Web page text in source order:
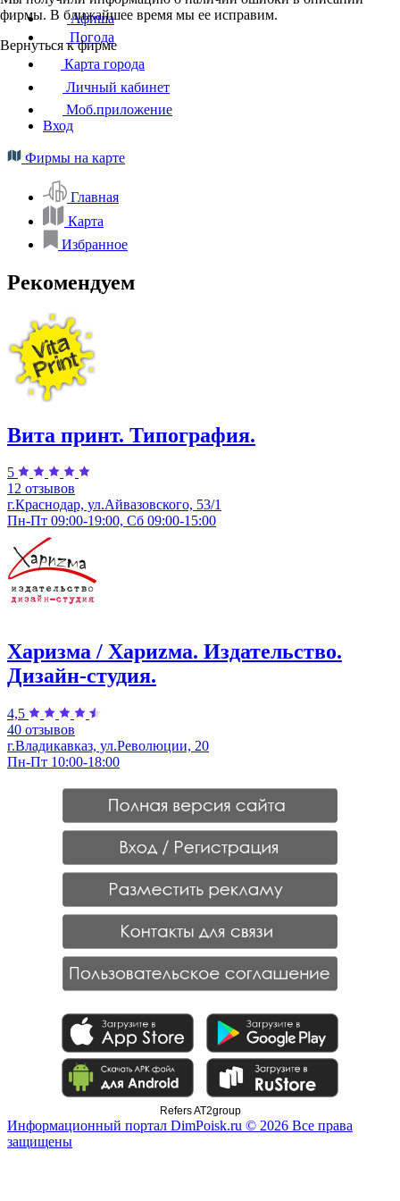
фирмы. В ближайшее время мы ее исправим.
Вернуться к фирме
Афиша
Погода
Карта города
Личный кабинет
Моб.приложение
Вход
Фирмы на карте
Главная
Карта
Избранное
Рекомендуем
Вита принт. Типография.
5
12 отзывов
г.Краснодар, ул.​Айвазовского, 53/1
Пн-Пт 09:00-19:00, Сб 09:00-15:00
Харизма / Хариzма. Издательство.
Дизайн-студия.
4,5
40 отзывов
г.Владикавказ, ул.Революции, 20
Пн-Пт 10:00-18:00
Refers AT2group
Информационный портал DimPoisk.ru © 2026 Все права
защищены